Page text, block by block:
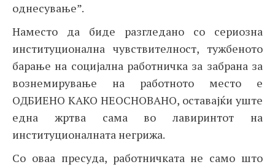
однесување”.
Наместо да биде разгледано со сериозна
институционална чувствителност, тужбеното
барање на социјална работничка за забрана за
вознемирување на работното место е
ОДБИЕНО КАКО НЕОСНОВАНО, оставајќи уште
една жртва сама во лавиринтот на
институционалната негрижа.
Со оваа пресуда, работничката не само што